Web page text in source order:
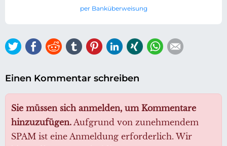
per Banküberweisung
TwitterFacebook
ReddittumblrPinterestLinkedIn
Xing WhatsApp
Einen Kommentar schreiben
Sie müssen sich anmelden, um Kommentare
hinzuzufügen. Aufgrund von zunehmendem
SPAM ist eine Anmeldung erforderlich. Wir